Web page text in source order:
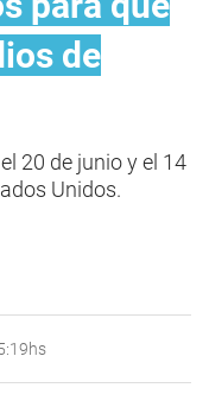
de
20 de junio y el 14
Unidos.